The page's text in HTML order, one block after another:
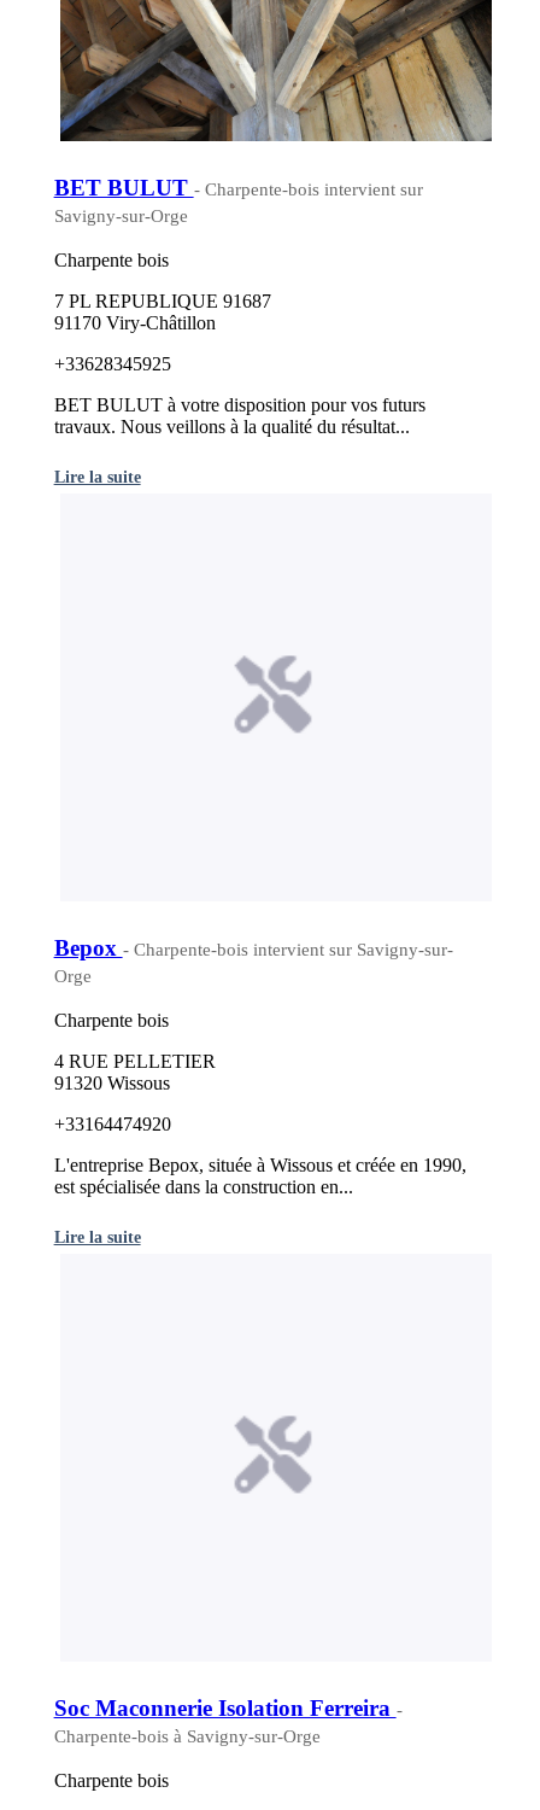
BET BULUT - Charpente-bois intervient sur
Savigny-sur-Orge
Charpente bois
7 PL REPUBLIQUE 91687
91170 Viry-Châtillon
+33628345925
BET BULUT à votre disposition pour vos futurs
travaux. Nous veillons à la qualité du résultat...
Lire la suite
Bepox - Charpente-bois intervient sur Savigny-sur-
Orge
Charpente bois
4 RUE PELLETIER
91320 Wissous
+33164474920
L'entreprise Bepox, située à Wissous et créée en 1990,
est spécialisée dans la construction en...
Lire la suite
Soc Maconnerie Isolation Ferreira -
Charpente-bois à Savigny-sur-Orge
Charpente bois